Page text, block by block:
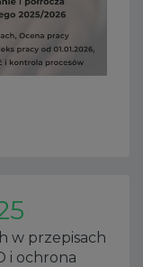
w przepisach
i ochrona